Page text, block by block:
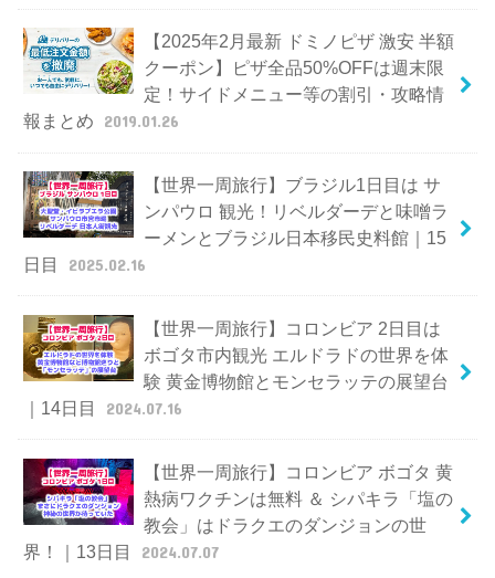
【2025年2月最新 ドミノピザ 激安 半額
クーポン】ピザ全品50%OFFは週末限
定！サイドメニュー等の割引・攻略情
報まとめ
2019.01.26
【世界一周旅行】ブラジル1日目は サ
ンパウロ 観光！リベルダーデと味噌ラ
ーメンとブラジル日本移民史料館｜15
日目
2025.02.16
【世界一周旅行】コロンビア 2日目は
ボゴタ市内観光 エルドラドの世界を体
験 黄金博物館とモンセラッテの展望台
｜14日目
2024.07.16
【世界一周旅行】コロンビア ボゴタ 黄
熱病ワクチンは無料 ＆ シパキラ「塩の
教会」はドラクエのダンジョンの世
界！｜13日目
2024.07.07